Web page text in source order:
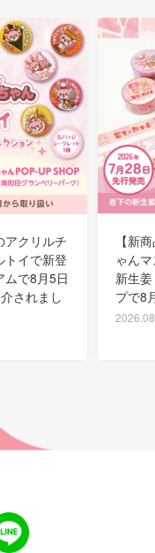
アクリルチ
トイで新登
ムで8月5日
されまし
【新
ゃん
新生
プで8